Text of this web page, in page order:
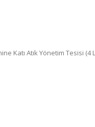
Katı Atık Yönetim Tesisi (4